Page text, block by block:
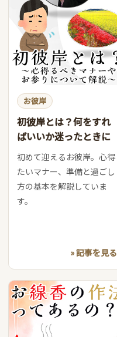
お彼岸
初彼岸とは？何をすれ
ばいいか迷ったときに
初めて迎えるお彼岸。心得
たいマナー、準備と過ごし
方の基本を解説していま
す。
» 記事を見る